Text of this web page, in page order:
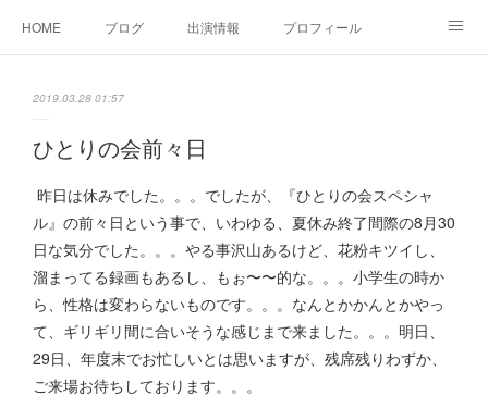
HOME ブログ 出演情報 プロフィール
2019.03.28 01:57
ひとりの会前々日
昨日は休みでした。。。でしたが、『ひとりの会スペシャ
ル』の前々日という事で、いわゆる、夏休み終了間際の8月30
日な気分でした。。。やる事沢山あるけど、花粉キツイし、
溜まってる録画もあるし、もぉ〜〜的な。。。小学生の時か
ら、性格は変わらないものです。。。なんとかかんとかやっ
て、ギリギリ間に合いそうな感じまで来ました。。。明日、
29日、年度末でお忙しいとは思いますが、残席残りわずか、
ご来場お待ちしております。。。